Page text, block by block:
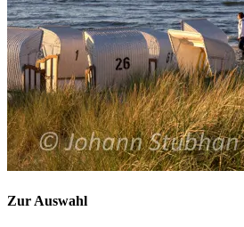
Zur Auswahl